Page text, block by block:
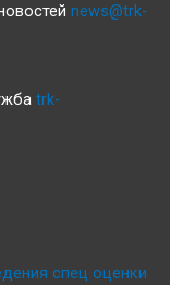
news@trk-
trk-
спец оценки